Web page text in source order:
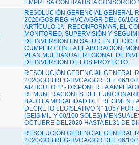
EMPRESA CONTRATISTA
RESOLUCIÓN GERENCIAL GENERAL
2020/GOB.REG-HVCA/GGR DEL 06/10/
ARTÍCULO 1º.- RECONFORMAR, EL
MONITOREO, SUPERVISIÓN Y
DE INVERSIÓN EN SALUD EN EL
CUMPLIR CON LA ELABORACIÓN,
PLAN MULTIANUAL REGIONAL DE
DE INVERSIÓN DE LOS PROYECTO...
RESOLUCIÓN GERENCIAL GENERAL
2020/GOB.REG-HVCA/GGR DEL 06/10/
ARTÍCULO 1º.- DISPONER LA
REMUNERACIONES DEL
BAJO LA MODALIDAD DEL RÉGIMEN
DECRETO LEGISLATIVO N° 1057 POR
(SEIS MIL Y 00/100 SOLES)
OCTUBRE DEL2020 HASTA EL31 DE
RESOLUCIÓN GERENCIAL GENERAL
2020/GOB.REG-HVCA/GGR DEL 06/10/